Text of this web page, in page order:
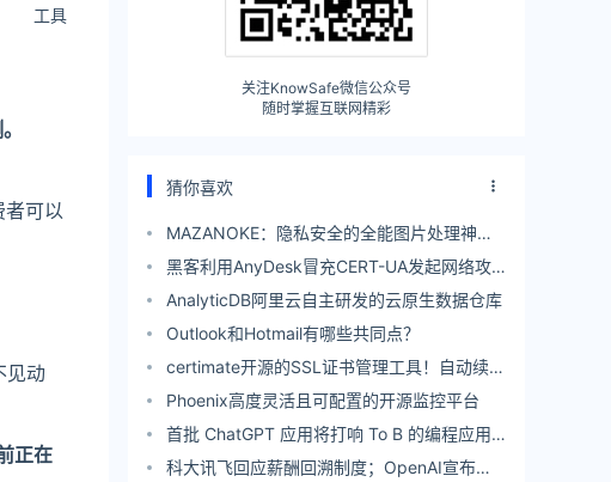
工具
可以
见动
正在
关注KnowSafe微信公众号
随时掌握互联网精彩
猜你喜欢
MAZANOKE：隐私安全的全能图片处理神
器！
黑客利用AnyDesk冒充CERT-UA发起网络攻
击
AnalyticDB阿里云自主研发的云原生数据仓库
Outlook和Hotmail有哪些共同点？
certimate开源的SSL证书管理工具！自动续期
即将到期证书！
Phoenix高度灵活且可配置的开源监控平台
首批 ChatGPT 应用将打响 To B 的编程应用
争夺战！
科大讯飞回应薪酬回溯制度；OpenAI宣布开